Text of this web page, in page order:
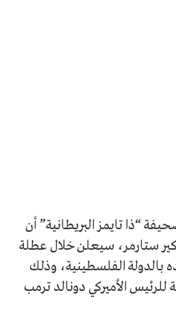
“ذا تايمز البريطانية” أن
كير ستارمر، سيعلن خلال عطلة
بالدولة الفلسطينية، وذلك
للرئيس الأميركي دونالد ترمب